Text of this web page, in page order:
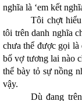
nghĩa là ‘em kết
Tôi chợt
tôi trên danh nghĩa
chưa thể được gọi
bố vợ tương lai nào
thể bày tỏ sự nồng
vậy.
Dù đang